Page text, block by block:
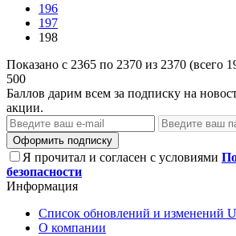
196
197
198
Показано с 2365 по 2370 из 2370 (всего
500
Баллов дарим всем за подписку на
акции.
Оформить подписку
Я прочитал и согласен с условиями
безопасности
Информация
Список обновлений и изменений
О компании